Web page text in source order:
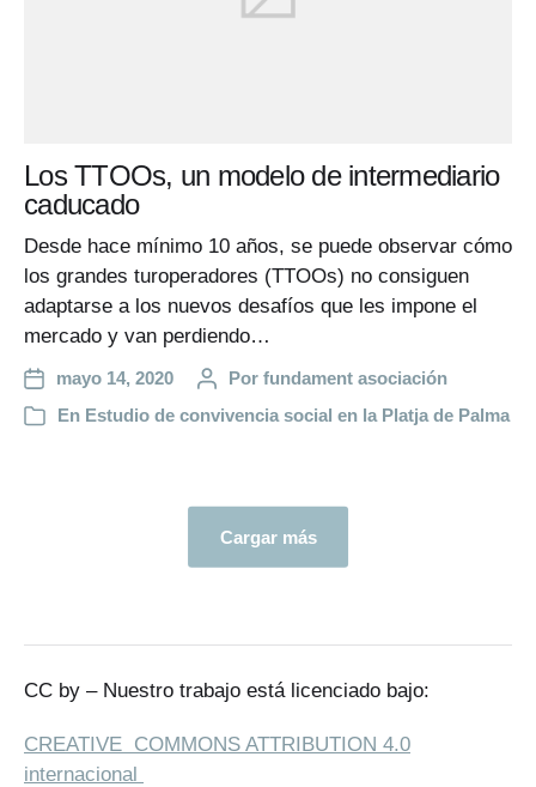
Los TTOOs, un modelo de intermediario
caducado
Desde hace mínimo 10 años, se puede observar cómo
los grandes turoperadores (TTOOs) no consiguen
adaptarse a los nuevos desafíos que les impone el
mercado y van perdiendo…
mayo 14, 2020 Por fundament asociación
En Estudio de convivencia social en la Platja de Palma
Cargar más
CC by – Nuestro trabajo está licenciado bajo:
CREATIVE COMMONS ATTRIBUTION 4.0
internacional